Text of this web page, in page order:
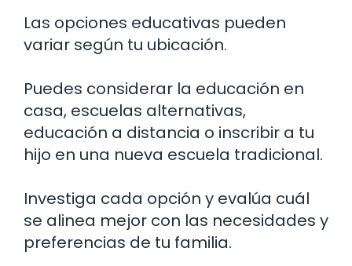
Las opciones educativas pueden
variar según tu ubicación.
Puedes considerar la educación en
casa, escuelas alternativas,
educación a distancia o inscribir a tu
hijo en una nueva escuela tradicional.
Investiga cada opción y evalúa cuál
se alinea mejor con las necesidades y
preferencias de tu familia.